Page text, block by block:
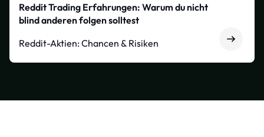
Reddit Trading Erfahrungen: Warum du nicht
blind anderen folgen solltest
Reddit-Aktien: Chancen & Risiken